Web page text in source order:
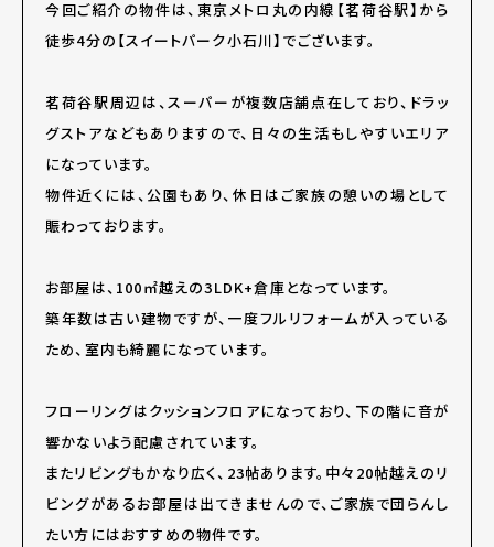
今回ご紹介の物件は、東京メトロ丸の内線【茗荷谷駅】から
徒歩4分の【スイートパーク小石川】でございます。
茗荷谷駅周辺は、スーパーが複数店舗点在しており、ドラッ
グストアなどもありますので、日々の生活もしやすいエリア
になっています。
物件近くには、公園もあり、休日はご家族の憩いの場として
賑わっております。
お部屋は、100㎡越えの3LDK+倉庫となっています。
築年数は古い建物ですが、一度フルリフォームが入っている
ため、室内も綺麗になっています。
フローリングはクッションフロアになっており、下の階に音が
響かないよう配慮されています。
またリビングもかなり広く、23帖あります。中々20帖越えのリ
ビングがあるお部屋は出てきませんので、ご家族で団らんし
たい方にはおすすめの物件です。